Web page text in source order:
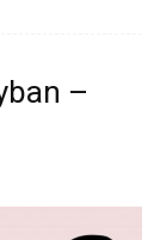
–